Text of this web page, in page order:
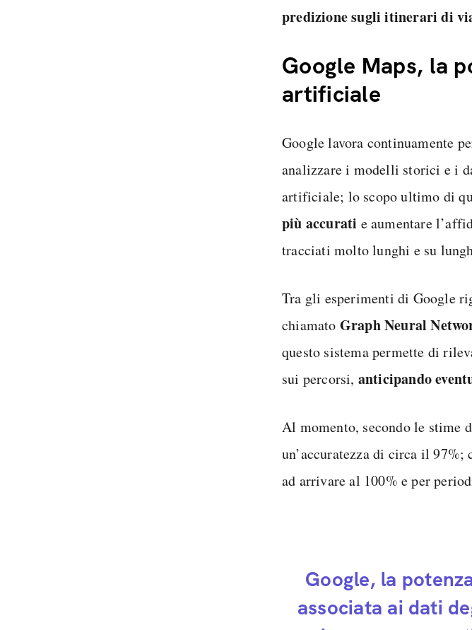
predizione sugli itinerari di
Google Maps, la
artificiale
Google lavora continuamente
analizzare i modelli storici e i
artificiale; lo scopo ultimo di
più accurati e aumentare
tracciati molto lunghi e su
Tra gli esperimenti di Google
chiamato Graph Neural
questo sistema permette di
sui percorsi, anticipando
Al momento, secondo le stime
un’accuratezza di circa il
ad arrivare al 100% e per
Google, la
associata ai dati